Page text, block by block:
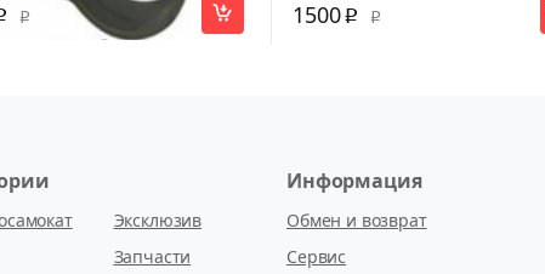
p 1500p p
Эксклюзив
Запчасти
Информация
Обмен и возврат
Сервис